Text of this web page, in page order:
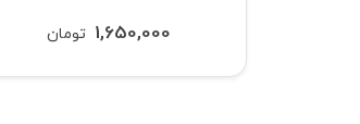
تومان 1,650,000